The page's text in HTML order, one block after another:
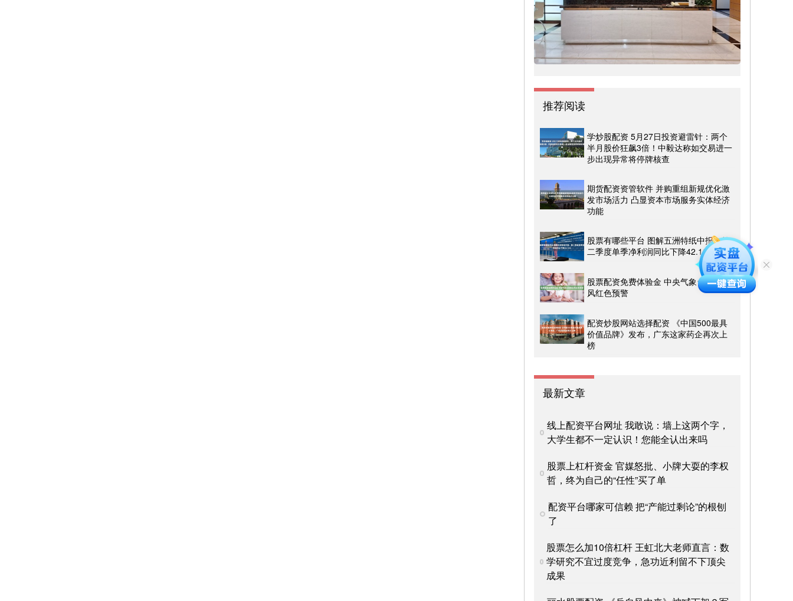
推荐阅读
学炒股配资 5月27日投资避雷针：两个
半月股价狂飙3倍！中毅达称如交易进一
步出现异常将停牌核查
期货配资资管软件 并购重组新规优化激
发市场活力 凸显资本市场服务实体经济
功能
股票有哪些平台 图解五洲特纸中报：第
二季度单季净利润同比下降42.16%
股票配资免费体验金 中央气象台发布台
风红色预警
配资炒股网站选择配资 《中国500最具
价值品牌》发布，广东这家药企再次上
榜
最新文章
线上配资平台网址 我敢说：墙上这两个字，
大学生都不一定认识！您能全认出来吗
股票上杠杆资金 官媒怒批、小牌大耍的李权
哲，终为自己的“任性”买了单
配资平台哪家可信赖 把“产能过剩论”的根刨
了
股票怎么加10倍杠杆 王虹北大老师直言：数
学研究不宜过度竞争，急功近利留不下顶尖
成果